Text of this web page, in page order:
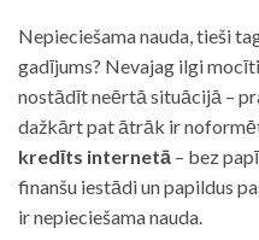
Nepieciešama nauda, tieši
gadījums? Nevajag ilgi
nostādīt neērtā situācijā –
dažkārt pat ātrāk ir
kredīts internetā – bez
finanšu iestādi un papildus
ir nepieciešama nauda.